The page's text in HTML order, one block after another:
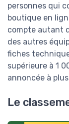
personnes qui
boutique en
compte autant
des autres
fiches
supérieure à 1
annoncée à
Le